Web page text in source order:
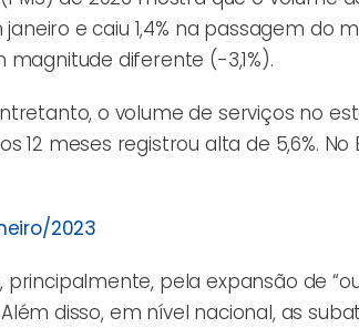
e caiu 1,4% na passagem do
diferente (-3,1%).
o volume de serviços no
meses registrou alta de 5,6%. No
2023
pela expansão de
disso, em nível nacional, as